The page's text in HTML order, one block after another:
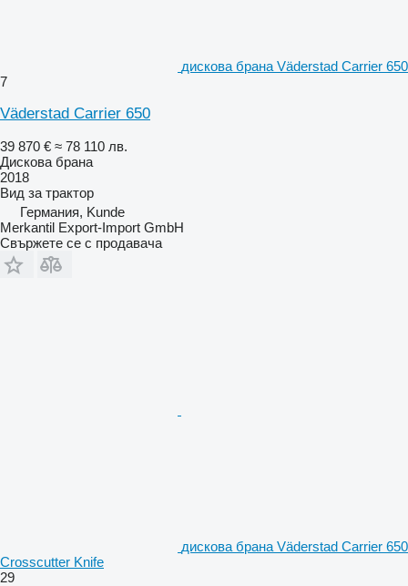
дискова брана Väderstad Carrier 650
7
Väderstad Carrier 650
39 870 € ≈ 78 110 лв.
Дискова брана
2018
Вид за трактор
Германия, Kunde
Merkantil Export-Import GmbH
Свържете се с продавача
дискова брана Väderstad Carrier 650
Crosscutter Knife
29